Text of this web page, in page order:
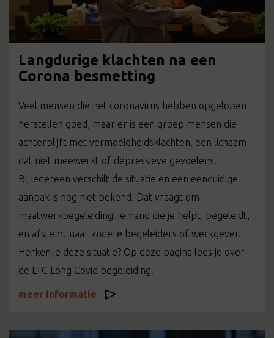
Langdurige klachten na een
Corona besmetting
Veel mensen die het coronavirus hebben opgelopen
herstellen goed, maar er is een groep mensen die
achterblijft met vermoeidheidsklachten, een lichaam
dat niet meewerkt of depressieve gevoelens.
Bij iedereen verschilt de situatie en een eenduidige
aanpak is nog niet bekend. Dat vraagt om
maatwerkbegeleiding: iemand die je helpt, begeleidt,
en afstemt naar andere begeleiders of werkgever.
Herken je deze situatie? Op deze pagina lees je over
de LTC Long Covid begeleiding.
meer informatie